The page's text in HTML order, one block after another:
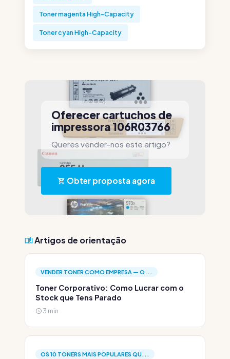
Toner magenta High-Capacity
Toner cyan High-Capacity
Oferecer cartuchos de
impressora 106R03766
Queres vender-nos este artigo?
Obter proposta agora
Artigos de orientação
VENDER TONER COMO EMPRESA — O...
Toner Corporativo: Como Lucrar com o
Stock que Tens Parado
3 min
OS 10 TONERS MAIS POPULARES QU...